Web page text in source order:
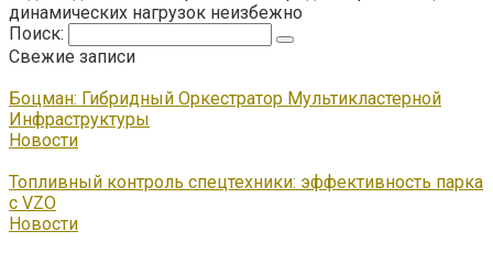
динамических нагрузок неизбежно
Поиск:
Свежие записи
Боцман: Гибридный Оркестратор Мультикластерной
Инфраструктуры
Новости
Топливный контроль спецтехники: эффективность парка
с VZO
Новости